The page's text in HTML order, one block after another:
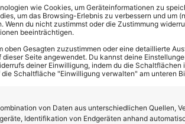
wie Cookies, um Geräteinformationen zu
um das Browsing-Erlebnis zu verbessern und um
Wenn du nicht zustimmst oder die Zustimmung
beeinträchtigen.
oben Gesagten zuzustimmen oder eine detaillierte
Seite angewendet. Du kannst deine
deiner Einwilligung, indem du die
Schaltfläche "Einwilligung verwalten" am unteren
von Daten aus unterschiedlichen Quellen,
Identifikation von Endgeräten anhand
Melissa Naschenweng dreht für neuen
Dreharbeiten
Fortsetzung!